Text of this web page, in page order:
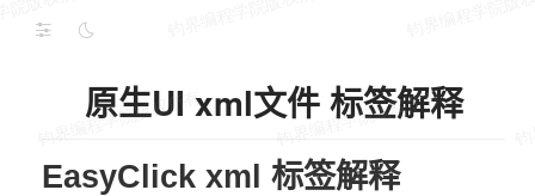
原生UI xml文件 标签解释
EasyClick xml 标签解释